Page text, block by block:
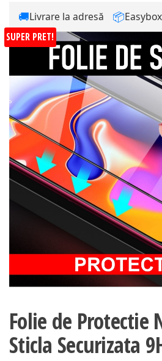
🚚Livrare la adresă 📦Easybox
SUPER PRET!
Folie de Protectie
Sticla Securizata